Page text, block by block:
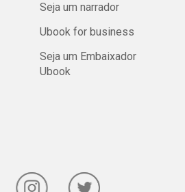
Seja um narrador
Ubook for business
Seja um Embaixador
Ubook